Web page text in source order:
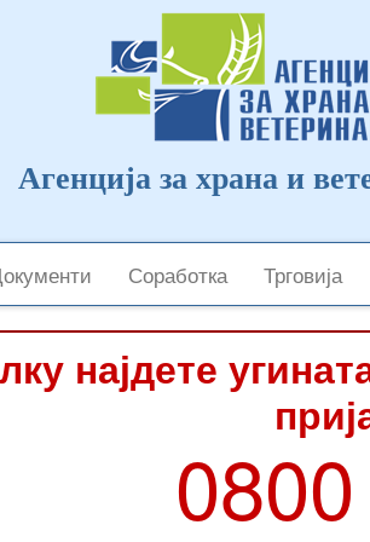
Агенција за храна и
Соработка Трговија
најдете